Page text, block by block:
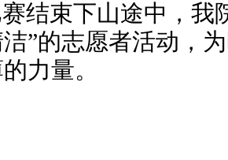
结束下山途中，我
”的志愿者活动，
力量。